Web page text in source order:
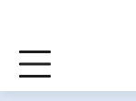
content